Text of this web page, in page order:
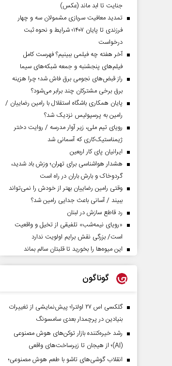
جنایت تا ابد ماند (عکس)
تمدید معافیت سربازی مشمولان سه و چهار
فرزندی تا پایان ۱۴۰۷؛ شرایط و نحوه ثبت
درخواست
آخر هفته چه فیلمی ببینیم؟ فهرست کامل
فیلم‌های پنجشنبه و جمعه شبکه‌های سیما
راز قبض‌های نجومی برق فاش شد؛ چرا هزینه
برق برخی مشترکان چند برابر می‌شود؟
پایان همکاری باشگاه استقلال با رامین رضاییان /
رامین به پرسپولیس نزدیک شد؟
رویای تیم ملی، زیر آوار مدرسه / روایت دختر
ژیمناستیک‌کاری که آسمانی شد
ایرانیان پای کار اربعین
هشدار هواشناسی برای تهران؛ وزش باد شدید،
گردوخاک و بارش باران در راه است
وقتی رامین رضاییان بهتر از خودش را نمی‌تواند
ببیند / آسانی باعث جدایی رامین شد؟
رد قاطع سازش در لبنان
«رویای نیمه‌شب» تلفیقی از تخیل و واقعیت
است/ بزرگی نقش برایم اولویت ندارد
این میوه‌ها را بخورید تا قلبتان سالم بماند
گوناگون
گلکسی اس ۲۷ اولترا؛ پیش‌نمایشی از تغییرات
بنیادین در پرچمدار بعدی سامسونگ
رشد خیره‌کننده بازار توکن‌های هوش مصنوعی
(AI)؛ از هیجان تا زیرساخت‌های واقعی
انقلاب گوشی‌های تاشو‌ با طعم هوش مصنوعی؛